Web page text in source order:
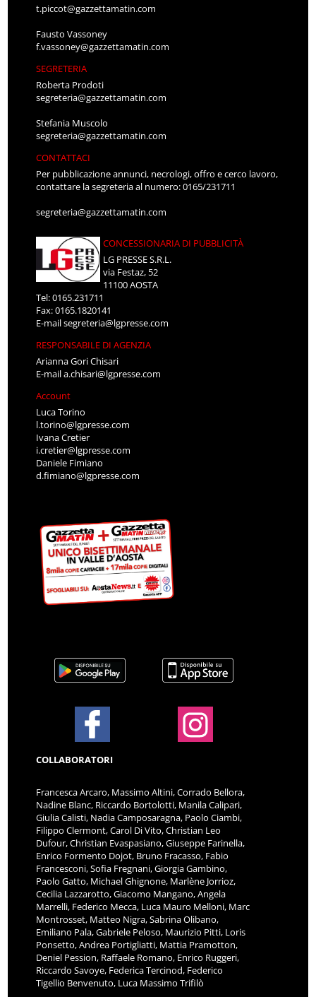
t.piccot@gazzettamatin.com
Fausto Vassoney
f.vassoney@gazzettamatin.com
SEGRETERIA
Roberta Prodoti
segreteria@gazzettamatin.com
Stefania Muscolo
segreteria@gazzettamatin.com
CONTATTACI
Per pubblicazione annunci, necrologi, offro e cerco lavoro,
contattare la segreteria al numero: 0165/231711
segreteria@gazzettamatin.com
CONCESSIONARIA DI PUBBLICITÀ
LG PRESSE S.R.L.
via Festaz, 52
11100 AOSTA
Tel: 0165.231711
Fax: 0165.1820141
E-mailsegreteria@lgpresse.com
RESPONSABILE DI AGENZIA
Arianna Gori Chisari
E-maila.chisari@lgpresse.com
Account
Luca Torino
l.torino@lgpresse.com
Ivana Cretier
i.cretier@lgpresse.com
Daniele Fimiano
d.fimiano@lgpresse.com
COLLABORATORI
Francesca Arcaro, Massimo Altini, Corrado Bellora,
Nadine Blanc, Riccardo Bortolotti, Manila Calipari,
Giulia Calisti, Nadia Camposaragna, Paolo Ciambi,
Filippo Clermont, Carol Di Vito, Christian Leo
Dufour, Christian Evaspasiano, Giuseppe Farinella,
Enrico Formento Dojot, Bruno Fracasso, Fabio
Francesconi, Sofia Fregnani, Giorgia Gambino,
Paolo Gatto, Michael Ghignone, Marlène Jorrioz,
Cecilia Lazzarotto, Giacomo Mangano, Angela
Marrelli, Federico Mecca, Luca Mauro Melloni, Marc
Montrosset, Matteo Nigra, Sabrina Olibano,
Emiliano Pala, Gabriele Peloso, Maurizio Pitti, Loris
Ponsetto, Andrea Portigliatti, Mattia Pramotton,
Deniel Pession, Raffaele Romano, Enrico Ruggeri,
Riccardo Savoye, Federica Tercinod, Federico
Tigellio Benvenuto, Luca Massimo Trifilò